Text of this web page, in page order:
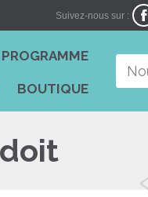
Suivez-nous sur : 
content
BOUTIQUE